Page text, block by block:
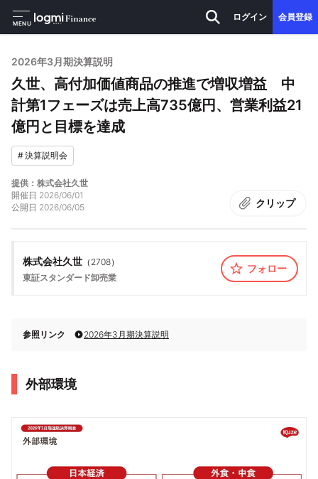
MENU
ログイン 会員登録
2026年3月期決算説明
久世、高付加価値商品の推進で増収増益 中
計第1フェーズは売上高735億円、営業利益21
億円と目標を達成
#決算説明会
提供：株式会社久世
開催日 2026/06/01
公開日 2026/06/05 クリップ
株式会社久世 （ 2708）
東証スタンダード卸売業
フォロー
参照リンク 2026年3月期決算説明
外部環境